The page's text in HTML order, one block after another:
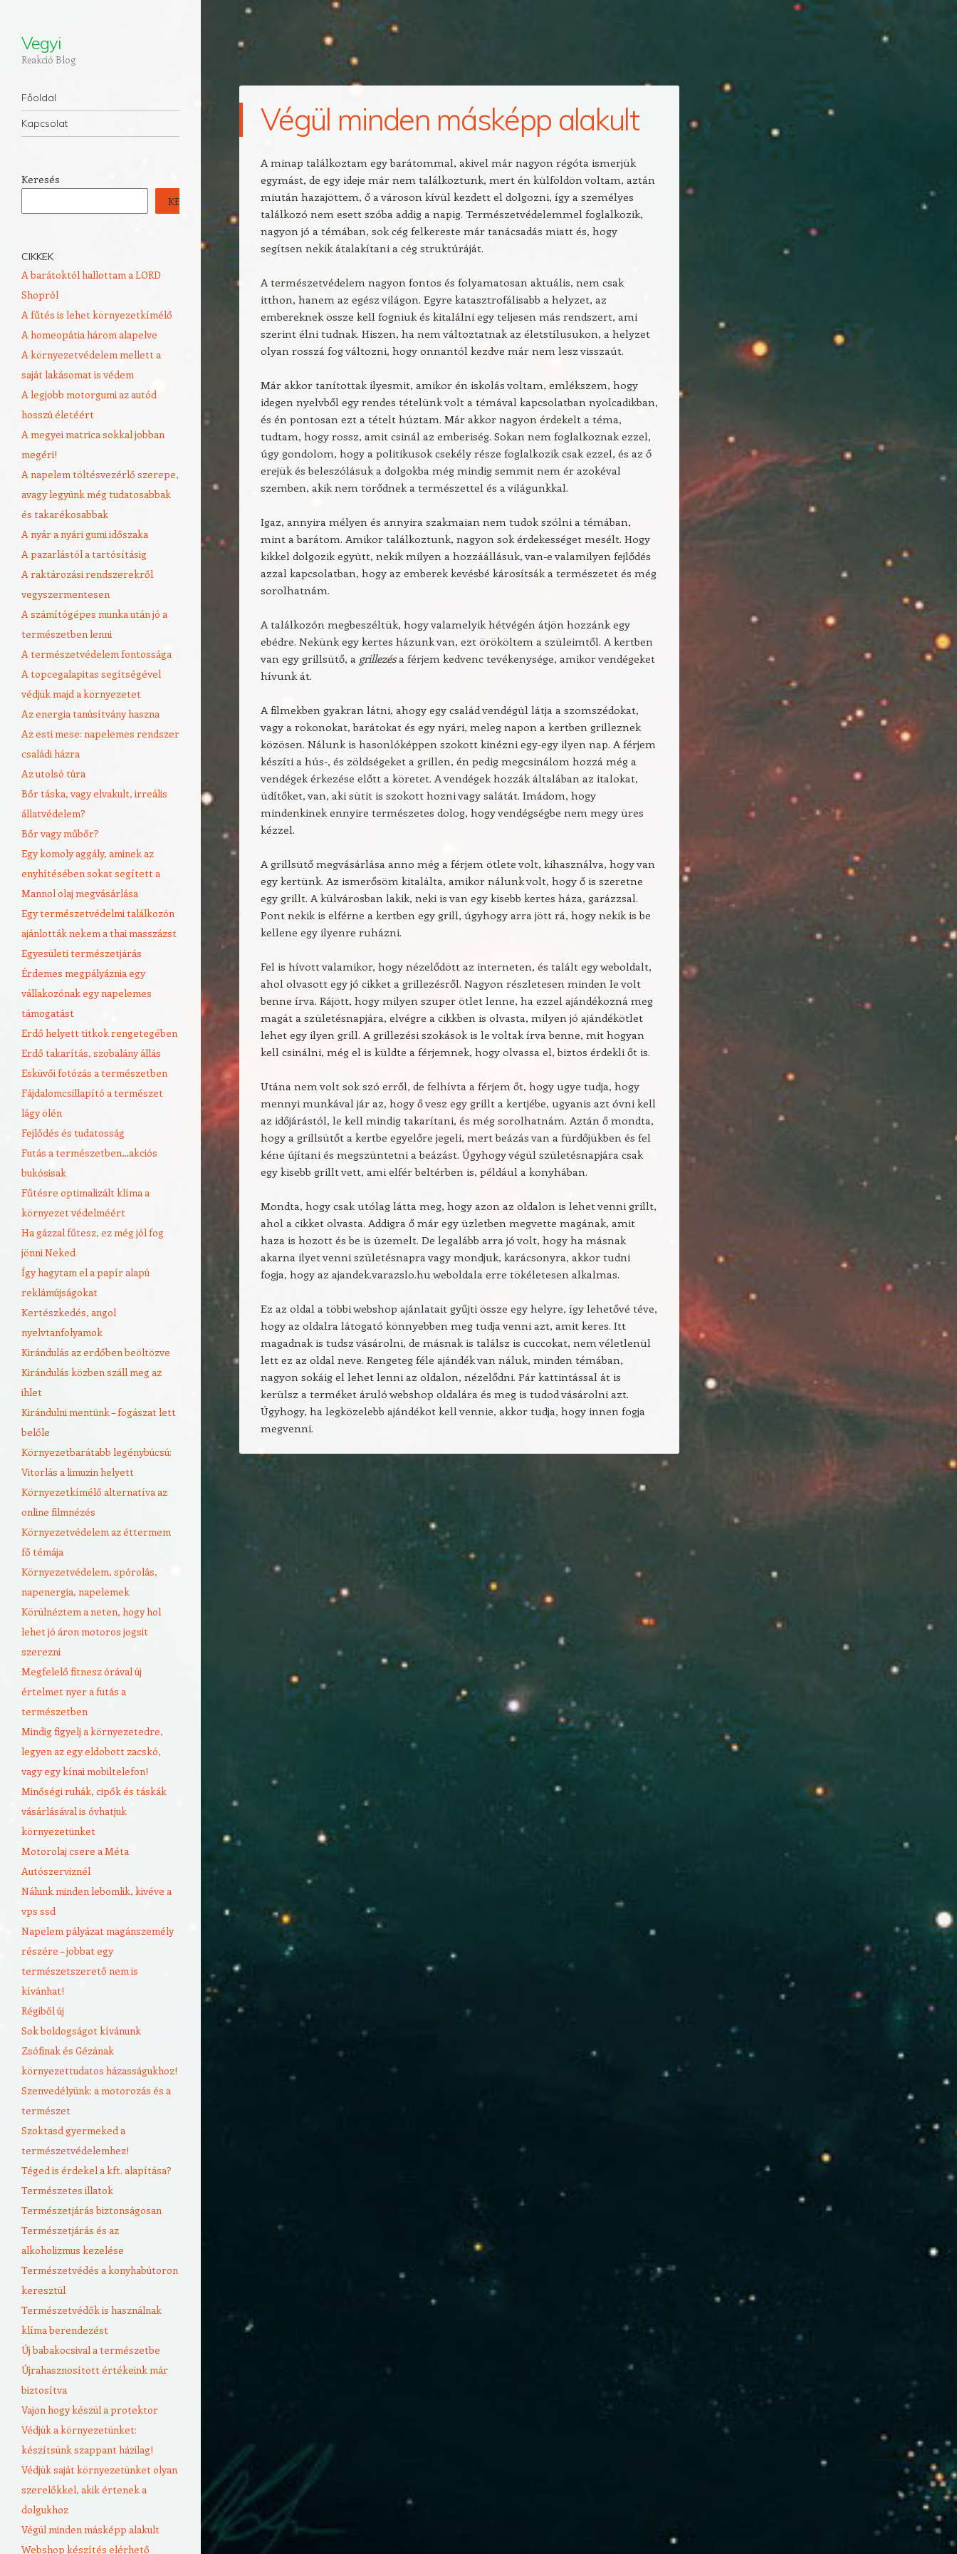
Vegyi
Reakció Blog
Navigation
Skip to content
Főoldal
Kapcsolat
Végül minden másképp alakult
A minap találkoztam egy barátommal, akivel már nagyon régóta ismerjük
egymást, de egy ideje már nem találkoztunk, mert én külföldön voltam, aztán
miután hazajöttem, ő a városon kívül kezdett el dolgozni, így a személyes
találkozó nem esett szóba addig a napig. Természetvédelemmel foglalkozik,
nagyon jó a témában, sok cég felkereste már tanácsadás miatt és, hogy
segítsen nekik átalakítani a cég struktúráját.
A természetvédelem nagyon fontos és folyamatosan aktuális, nem csak
itthon, hanem az egész világon. Egyre katasztrofálisabb a helyzet, az
embereknek össze kell fogniuk és kitalálni egy teljesen más rendszert, ami
szerint élni tudnak. Hiszen, ha nem változtatnak az életstílusukon, a helyzet
olyan rosszá fog változni, hogy onnantól kezdve már nem lesz visszaút.
Már akkor tanítottak ilyesmit, amikor én iskolás voltam, emlékszem, hogy
idegen nyelvből egy rendes tételünk volt a témával kapcsolatban nyolcadikban,
és én pontosan ezt a tételt húztam. Már akkor nagyon érdekelt a téma,
tudtam, hogy rossz, amit csinál az emberiség. Sokan nem foglalkoznak ezzel,
úgy gondolom, hogy a politikusok csekély része foglalkozik csak ezzel, és az ő
erejük és beleszólásuk a dolgokba még mindig semmit nem ér azokéval
szemben, akik nem törődnek a természettel és a világunkkal.
Igaz, annyira mélyen és annyira szakmaian nem tudok szólni a témában,
mint a barátom. Amikor találkoztunk, nagyon sok érdekességet mesélt. Hogy
kikkel dolgozik együtt, nekik milyen a hozzáállásuk, van-e valamilyen fejlődés
azzal kapcsolatban, hogy az emberek kevésbé károsítsák a természetet és még
sorolhatnám.
A találkozón megbeszéltük, hogy valamelyik hétvégén átjön hozzánk egy
ebédre. Nekünk egy kertes házunk van, ezt örököltem a szüleimtől. A kertben
van egy grillsütő, a grillezésa férjem kedvenc tevékenysége, amikor vendégeket
hívunk át.
A filmekben gyakran látni, ahogy egy család vendégül látja a szomszédokat,
vagy a rokonokat, barátokat és egy nyári, meleg napon a kertben grilleznek
közösen. Nálunk is hasonlóképpen szokott kinézni egy-egy ilyen nap. A férjem
készíti a hús-, és zöldségeket a grillen, én pedig megcsinálom hozzá még a
vendégek érkezése előtt a köretet. A vendégek hozzák általában az italokat,
üdítőket, van, aki sütit is szokott hozni vagy salátát. Imádom, hogy
mindenkinek ennyire természetes dolog, hogy vendégségbe nem megy üres
kézzel.
A grillsütő megvásárlása anno még a férjem ötlete volt, kihasználva, hogy van
egy kertünk. Az ismerősöm kitalálta, amikor nálunk volt, hogy ő is szeretne
egy grillt. A külvárosban lakik, neki is van egy kisebb kertes háza, garázzsal.
Pont nekik is elférne a kertben egy grill, úgyhogy arra jött rá, hogy nekik is be
kellene egy ilyenre ruházni.
Fel is hívott valamikor, hogy nézelődött az interneten, és talált egy weboldalt,
ahol olvasott egy jó cikket a grillezésről. Nagyon részletesen minden le volt
benne írva. Rájött, hogy milyen szuper ötlet lenne, ha ezzel ajándékozná meg
magát a születésnapjára, elvégre a cikkben is olvasta, milyen jó ajándékötlet
lehet egy ilyen grill. A grillezési szokások is le voltak írva benne, mit hogyan
kell csinálni, még el is küldte a férjemnek, hogy olvassa el, biztos érdekli őt is.
Utána nem volt sok szó erről, de felhívta a férjem őt, hogy ugye tudja, hogy
mennyi munkával jár az, hogy ő vesz egy grillt a kertjébe, ugyanis azt óvni kell
az időjárástól, le kell mindig takarítani, és még sorolhatnám. Aztán ő mondta,
hogy a grillsütőt a kertbe egyelőre jegeli, mert beázás van a fürdőjükben és fel
kéne újítani és megszüntetni a beázást. Úgyhogy végül születésnapjára csak
egy kisebb grillt vett, ami elfér beltérben is, például a konyhában.
Mondta, hogy csak utólag látta meg, hogy azon az oldalon is lehet venni grillt,
ahol a cikket olvasta. Addigra ő már egy üzletben megvette magának, amit
haza is hozott és be is üzemelt. De legalább arra jó volt, hogy ha másnak
akarna ilyet venni születésnapra vagy mondjuk, karácsonyra, akkor tudni
fogja, hogy az ajandek.varazslo.hu weboldala erre tökéletesen alkalmas.
Ez az oldal a többi webshop ajánlatait gyűjti össze egy helyre, így lehetővé téve,
hogy az oldalra látogató könnyebben meg tudja venni azt, amit keres. Itt
magadnak is tudsz vásárolni, de másnak is találsz is cuccokat, nem véletlenül
lett ez az oldal neve. Rengeteg féle ajándék van náluk, minden témában,
nagyon sokáig el lehet lenni az oldalon, nézelődni. Pár kattintással át is
kerülsz a terméket áruló webshop oldalára és meg is tudod vásárolni azt.
Úgyhogy, ha legközelebb ajándékot kell vennie, akkor tudja, hogy innen fogja
megvenni.
Keresés
KERESÉS
CIKKEK
A barátoktól hallottam a LORD
Shopról
A fűtés is lehet környezetkímélő
A homeopátia három alapelve
A környezetvédelem mellett a
saját lakásomat is védem
A legjobb motorgumi az autód
hosszú életéért
A megyei matrica sokkal jobban
megéri!
A napelem töltésvezérlő szerepe,
avagy legyünk még tudatosabbak
és takarékosabbak
A nyár a nyári gumi időszaka
A pazarlástól a tartósításig
A raktározási rendszerekről
vegyszermentesen
A számítógépes munka után jó a
természetben lenni
A természetvédelem fontossága
A topcegalapitas segítségével
védjük majd a környezetet
Az energia tanúsítvány haszna
Az esti mese: napelemes rendszer
családi házra
Az utolsó túra
Bőr táska, vagy elvakult, irreális
állatvédelem?
Bőr vagy műbőr?
Egy komoly aggály, aminek az
enyhítésében sokat segített a
Mannol olaj megvásárlása
Egy természetvédelmi találkozón
ajánlották nekem a thai masszázst
Egyesületi természetjárás
Érdemes megpályáznia egy
vállakozónak egy napelemes
támogatást
Erdő helyett titkok rengetegében
Erdő takarítás, szobalány állás
Esküvői fotózás a természetben
Fájdalomcsillapító a természet
lágy ölén
Fejlődés és tudatosság
Futás a természetben…akciós
bukósisak
Fűtésre optimalizált klíma a
környezet védelméért
Ha gázzal fűtesz, ez még jól fog
jönni Neked
Így hagytam el a papír alapú
reklámújságokat
Kertészkedés, angol
nyelvtanfolyamok
Kirándulás az erdőben beöltözve
Kirándulás közben száll meg az
ihlet
Kirándulni mentünk – fogászat lett
belőle
Környezetbarátabb legénybúcsú:
Vitorlás a limuzin helyett
Környezetkímélő alternatíva az
online filmnézés
Környezetvédelem az éttermem
fő témája
Környezetvédelem, spórolás,
napenergia, napelemek
Körülnéztem a neten, hogy hol
lehet jó áron motoros jogsit
szerezni
Megfelelő fitnesz órával új
értelmet nyer a futás a
természetben
Mindig figyelj a környezetedre,
legyen az egy eldobott zacskó,
vagy egy kínai mobiltelefon!
Minőségi ruhák, cipők és táskák
vásárlásával is óvhatjuk
környezetünket
Motorolaj csere a Méta
Autószerviznél
Nálunk minden lebomlik, kivéve a
vps ssd
Napelem pályázat magánszemély
részére – jobbat egy
természetszerető nem is
kívánhat!
Régiből új
Sok boldogságot kívánunk
Zsófinak és Gézának
környezettudatos házasságukhoz!
Szenvedélyünk: a motorozás és a
természet
Szoktasd gyermeked a
természetvédelemhez!
Téged is érdekel a kft. alapítása?
Természetes illatok
Természetjárás biztonságosan
Természetjárás és az
alkoholizmus kezelése
Természetvédés a konyhabútoron
keresztül
Természetvédők is használnak
klíma berendezést
Új babakocsival a természetbe
Újrahasznosított értékeink már
biztosítva
Vajon hogy készül a protektor
Védjük a környezetünket:
készítsünk szappant házilag!
Védjük saját környezetünket olyan
szerelőkkel, akik értenek a
dolgukhoz
Végül minden másképp alakult
Webshop készítés elérhető